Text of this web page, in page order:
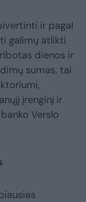
ir pagal
galimų atlikti
dienos ir
sumas, tai
įrenginį ir
Verslo